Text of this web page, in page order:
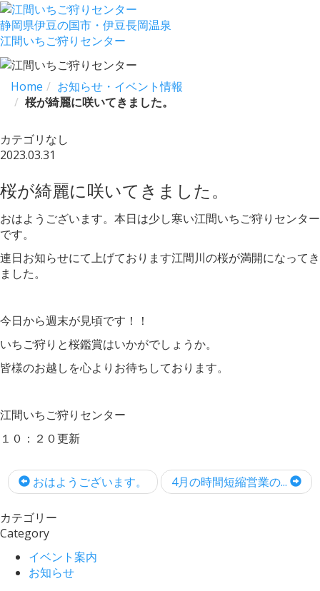
静岡県伊豆の国市・伊豆長岡温泉
江間いちご狩りセンター
Home
お知らせ・イベント情報
桜が綺麗に咲いてきました。
カテゴリなし
2023.03.31
桜が綺麗に咲いてきました。
おはようございます。本日は少し寒い江間いちご狩りセンター
です。
連日お知らせにて上げております江間川の桜が満開になってき
ました。
今日から週末が見頃です！！
いちご狩りと桜鑑賞はいかがでしょうか。
皆様のお越しを心よりお待ちしております。
江間いちご狩りセンター
１０：２０更新
おはようございます。 4月の時間短縮営業の...
カテゴリー
Category
イベント案内
お知らせ